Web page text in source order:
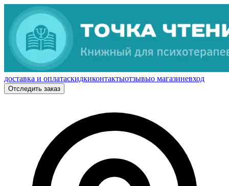
доставка и оплатаскидкиконтактыотзывыо магазиневход
Отследить заказ